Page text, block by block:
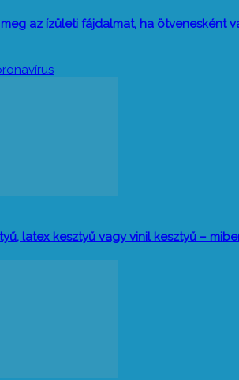
az ízületi fájdalmat, ha ötvenesként
latex kesztyű vagy vinil kesztyű –